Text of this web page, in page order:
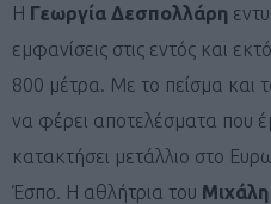
Η Γεωργία Δεσπολλάρη
εμφανίσεις στις εντός και
800 μέτρα. Με το πείσμα και
να φέρει αποτελέσματα που
κατακτήσει μετάλλιο στο
Έσπο. Η αθλήτρια του